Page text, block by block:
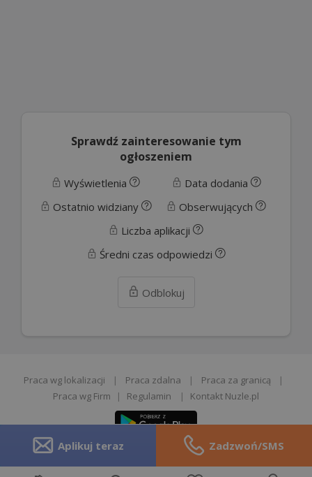
Aplikuj teraz Zadzwoń/SMS
Sprawdź zainteresowanie tym
ogłoszeniem
Wyświetlenia
Data dodania
Ostatnio widziany
Obserwujących
Liczba aplikacji
Średni czas odpowiedzi
Odblokuj
Praca wg lokalizacji | Praca zdalna | Praca za granicą
|
Praca wg Firm
| Regulamin | Kontakt Nuzle.pl